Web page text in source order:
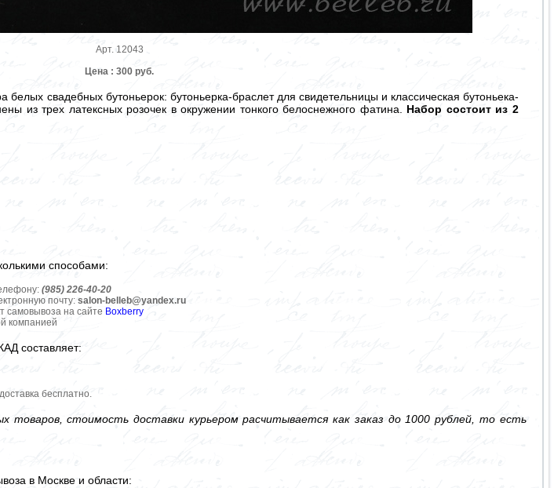
Арт. 12043
Цена : 300 руб.
свадебных бутоньерок: бутоньерка-браслет для свидетельницы и классическая бутоньека-
из трех латексных розочек в окружении тонкого белоснежного фатина. Набор состоит из 2
способами:
(985) 226-40-20
почту: salon-belleb@yandex.ru
самовывоза на сайте Boxberry
компанией
составляет:
бесплатно.
товаров, стоимость доставки курьером расчитывается как заказ до 1000 рублей, то есть
в Москве и области: